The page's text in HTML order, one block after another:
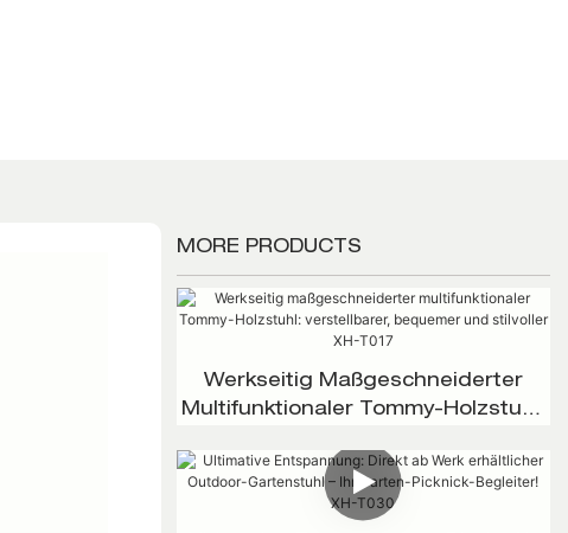
MORE PRODUCTS
Werkseitig Maßgeschneiderter
Multifunktionaler Tommy-Holzstuhl:
Stilvoller XH-T017